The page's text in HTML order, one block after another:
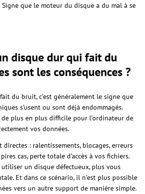
Signe que le moteur du disque a du mal à se
disque dur qui fait du
sont les conséquences ?
du bruit, c’est généralement le signe que
s’usent ou sont déjà endommagés.
de plus en plus difficile pour l’ordinateur de
vos données.
directes : ralentissements, blocages, erreurs
cas, perte totale d’accès à vos fichiers.
un disque défectueux, plus vous
Et dans ce scénario, il n’est plus possible
vers un autre support de manière simple.